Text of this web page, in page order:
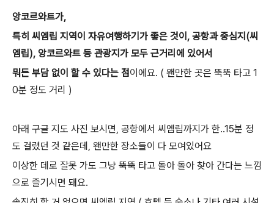
앙코르와트가,
특히 씨엠립 지역이 자유여행하기가 좋은 것이, 공항과 중심지(씨
엠립), 앙코르와트 등 관광지가 모두 근거리에 있어서
뭐든 부담 없이 할 수 있다는 점이에요. ( 왠만한 곳은 뚝뚝 타고 1
0분 정도 거리 )
아래 구글 지도 사진 보시면, 공항에서 씨엠립까지가 한..15분 정
도 걸렸던 것 같은데, 왠만한 장소들이 다 모여있어요
이상한 데로 잘못 가도 그냥 뚝뚝 타고 돌아 돌아 찾아 간다는 느낌
으로 즐기시면 돼요.